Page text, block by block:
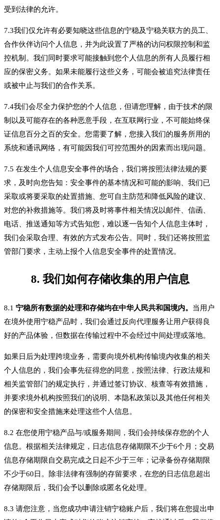
受到法律的允许。
7.3我们仅允许有必要知晓这些信息的宁稳及宁稳关联方的员工、
合作伙伴访问个人信息，并为此设置了严格的访问权限控制和监
控机制。我们同时要求可能接触到您个人信息的所有人员履行相
应的保密义务。如果未能履行这些义务，可能会被追究法律责任
或被中止与我们的合作关系。
7.4我们会尽全力保护您的个人信息，但请您理解，由于技术的限
制以及可能存在的各种恶意手段，在互联网行业，不可能始终保
证信息百分之百的安全。您需要了解，您接入我们的服务所用的
系统和通讯网络，有可能因我们可控范围外的因素而出现问题。
7.5 在发生个人信息安全事件的场合，我们将按照法律法规的要
求，及时向您告知：安全事件的基本情况和可能的影响、我们已
采取或将要采取的处置措施、您可自主防范和降低风险的建议、
对您的补救措施等。我们将及时将事件相关情况以邮件、信函、
电话、推送通知等方式告知您，难以逐一告知个人信息主体时，
我们会采取合理、有效的方式发布公告。同时，我们还将按照监
管部门要求，主动上报个人信息安全事件的处置情况。
8. 我们如何存储收集的用户信息
8.1 宁稳所有数据的处理和存储均在中华人民共和国境内。 当用户
在境外使用宁稳产品时，我们会通过反向代理服务让用户获得良
好的产品体验，但数据在传输过程中不会经过中间处理或落地。
如果日后为处理跨境业务，需要向境外机构传输境内收集的相关
个人信息的，我们会事先征得您的同意，按照法律、行政法规和
相关监管部门的规定执行，并通过签订协议、核查等有效措施，
并要求境外机构按照我们的说明、本隐私政策以及其他任何相关
的保密和安全措施来处理这些个人信息。
8.2 在您使用宁稳产品与/或服务期间，我们会持续保存您的个人
信息。根据相关法律规定，日志信息存储期限不少于6个月；交易
信息存储期限自交易完成之日起不少于三年；记录备份存储期限
不少于60日。除非法律有强制的存留要求，在您的日志信息超出
存储期限后，我们会予以删除或匿名化处理。
8.3 请您注意，当您成功申请注销宁稳账户后，我们将在您提出申